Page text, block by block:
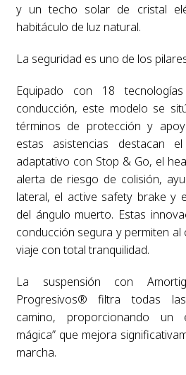
y un techo solar de cristal
habitáculo de luz natural.
La seguridad es uno de los
Equipado con 18
conducción, este modelo se
términos de protección y
estas asistencias destacan
adaptativo con Stop & Go, el
alerta de riesgo de colisión,
lateral, el active safety brake y
del ángulo muerto. Estas
conducción segura y permiten
viaje con total tranquilidad.
La suspensión con
Progresivos® filtra todas
camino, proporcionando un
mágica” que mejora
marcha.